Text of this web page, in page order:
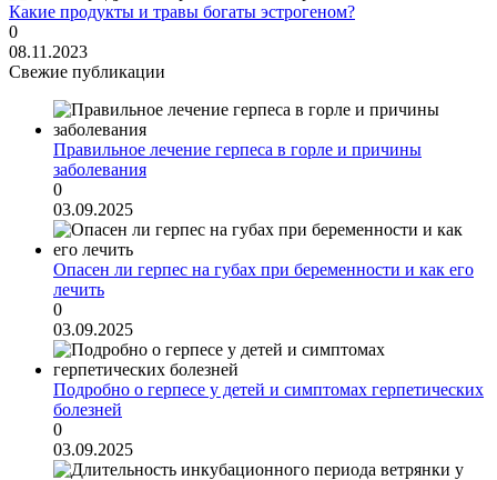
Какие продукты и травы богаты эстрогеном?
0
08.11.2023
Свежие публикации
Правильное лечение герпеса в горле и причины
заболевания
0
03.09.2025
Опасен ли герпес на губах при беременности и как его
лечить
0
03.09.2025
Подробно о герпесе у детей и симптомах герпетических
болезней
0
03.09.2025